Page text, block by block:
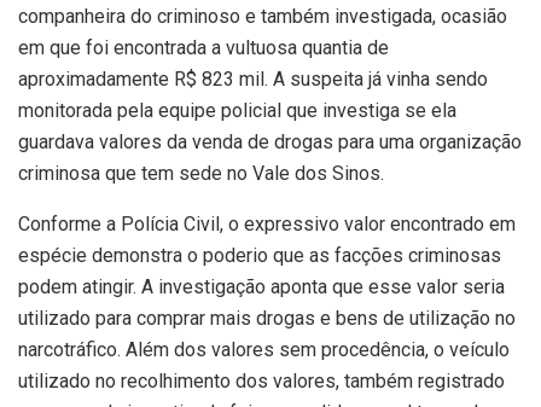
companheira do criminoso e também investigada, ocasião
em que foi encontrada a vultuosa quantia de
aproximadamente R$ 823 mil. A suspeita já vinha sendo
monitorada pela equipe policial que investiga se ela
guardava valores da venda de drogas para uma organização
criminosa que tem sede no Vale dos Sinos.
Conforme a Polícia Civil, o expressivo valor encontrado em
espécie demonstra o poderio que as facções criminosas
podem atingir. A investigação aponta que esse valor seria
utilizado para comprar mais drogas e bens de utilização no
narcotráfico. Além dos valores sem procedência, o veículo
utilizado no recolhimento dos valores, também registrado